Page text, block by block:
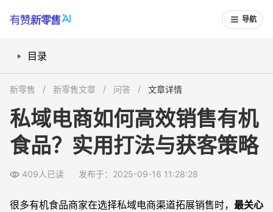
导航
目录
怎么搭建活跃的有机食品私域社群？
有机食品私域推广有哪些低成本裂变方法？
常见问题
做有机食品私域销售，新手容易遇到哪些坑？
新零售 新零售文章 问答 文章详情
私域电商如何高效销售有机
食品？实用打法与获客策略
409人已读 发布于：2025-09-16 11:28:28
很多有机食品商家在选择私域电商渠道拓展销售时， 最关心